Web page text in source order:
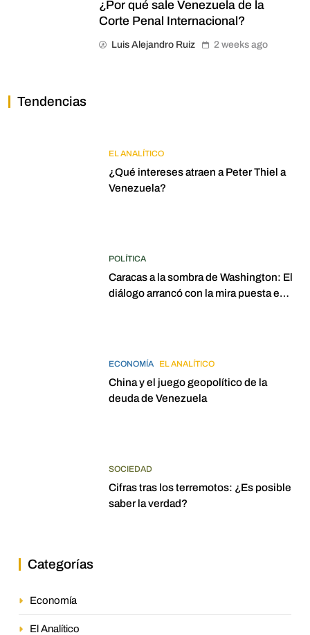
¿Por qué sale Venezuela de la
Corte Penal Internacional?
Luis Alejandro Ruiz 2 weeks ago
Tendencias
EL ANALÍTICO
¿Qué intereses atraen a Peter Thiel a
Venezuela?
POLÍTICA
Caracas a la sombra de Washington: El
diálogo arrancó con la mira puesta en
ECONOMÍA EL ANALÍTICO
China y el juego geopolítico de la
deuda de Venezuela
SOCIEDAD
Cifras tras los terremotos: ¿Es posible
saber la verdad?
Categorías
Economía
El Analítico